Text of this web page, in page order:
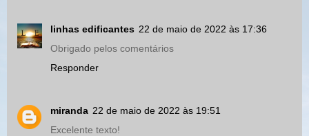
linhas edificantes 22 de maio de 2022 às 17:36
Obrigado pelos comentários
Responder
miranda 22 de maio de 2022 às 19:51
Excelente texto!